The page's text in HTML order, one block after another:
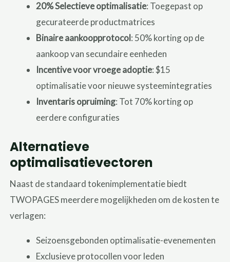
20% Selectieve optimalisatie: Toegepast op
gecurateerde productmatrices
Binaire aankoopprotocol: 50% korting op de
aankoop van secundaire eenheden
Incentive voor vroege adoptie: $15
optimalisatie voor nieuwe systeemintegraties
Inventaris opruiming: Tot 70% korting op
eerdere configuraties
Alternatieve
optimalisatievectoren
Naast de standaard tokenimplementatie biedt
TWOPAGES meerdere mogelijkheden om de kosten te
verlagen:
Seizoensgebonden optimalisatie-evenementen
Exclusieve protocollen voor leden